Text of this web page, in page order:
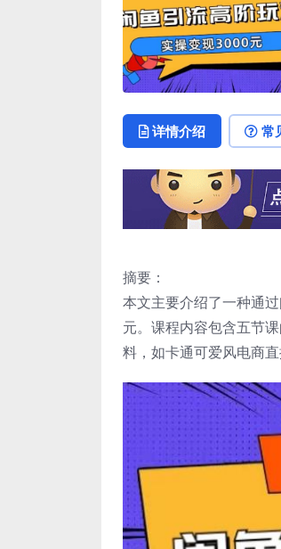
详情介绍 常
摘要：
本文主要介绍了一种通
元。课程内容包含五节
料，如卡通可爱风电商